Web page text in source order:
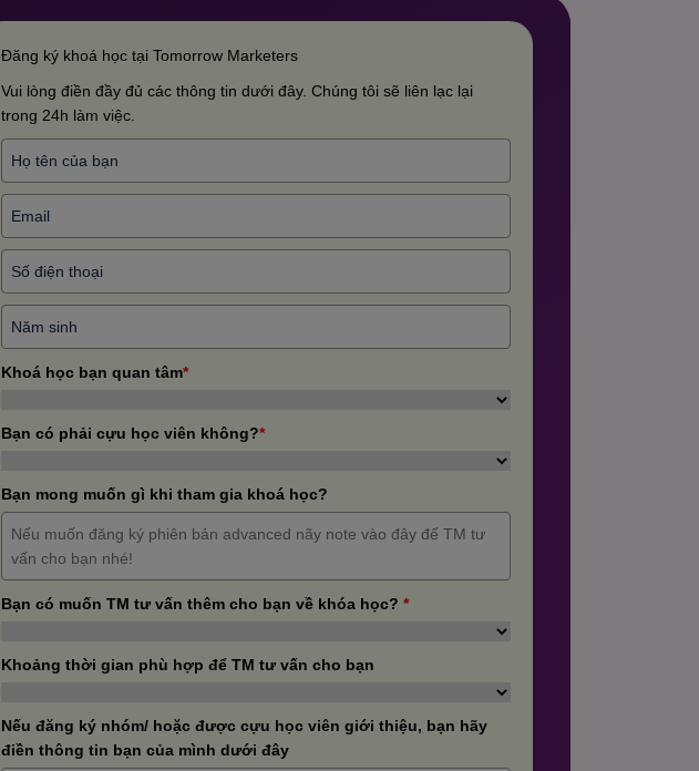
Đăng ký khoá học tại Tomorrow Marketers
Vui lòng điền đầy đủ các thông tin dưới đây. Chúng tôi sẽ liên lạc lại
trong 24h làm việc.
Khoá học bạn quan tâm*
Bạn có phải cựu học viên không?*
Bạn mong muốn gì khi tham gia khoá học?
Bạn có muốn TM tư vấn thêm cho bạn về khóa học? *
Khoảng thời gian phù hợp để TM tư vấn cho bạn
Nếu đăng ký nhóm/ hoặc được cựu học viên giới thiệu, bạn hãy
điền thông tin bạn của mình dưới đây